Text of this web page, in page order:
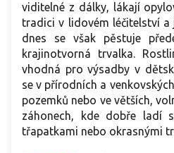
viditelné z dálky, lákají
tradici v lidovém léčitelství
dnes se však pěstuje
krajinotvorná trvalka.
vhodná pro výsadby v
se v přírodních a
pozemků nebo ve větších,
záhonech, kde dobře ladí
třapatkami nebo okrasnými